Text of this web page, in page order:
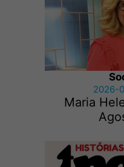
2026-
Maria